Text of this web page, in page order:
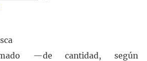
—de cantidad, según